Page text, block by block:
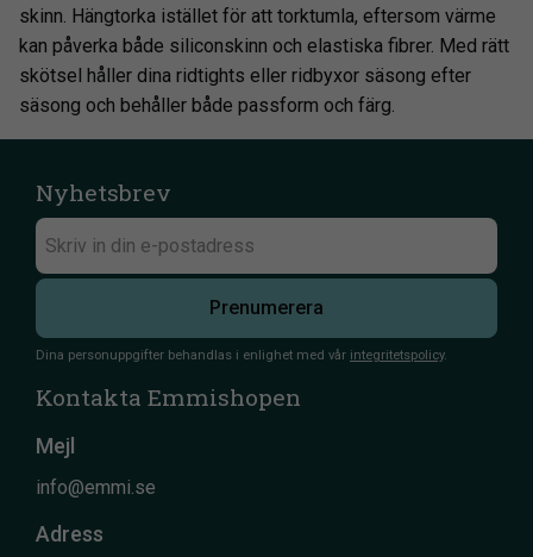
skinn. Hängtorka istället för att torktumla, eftersom värme
kan påverka både siliconskinn och elastiska fibrer. Med rätt
skötsel håller dina ridtights eller ridbyxor säsong efter
säsong och behåller både passform och färg.
Nyhetsbrev
Prenumerera
Dina personuppgifter behandlas i enlighet med vår integritetspolicy.
Kontakta Emmishopen
Mejl
info@emmi.se
Adress